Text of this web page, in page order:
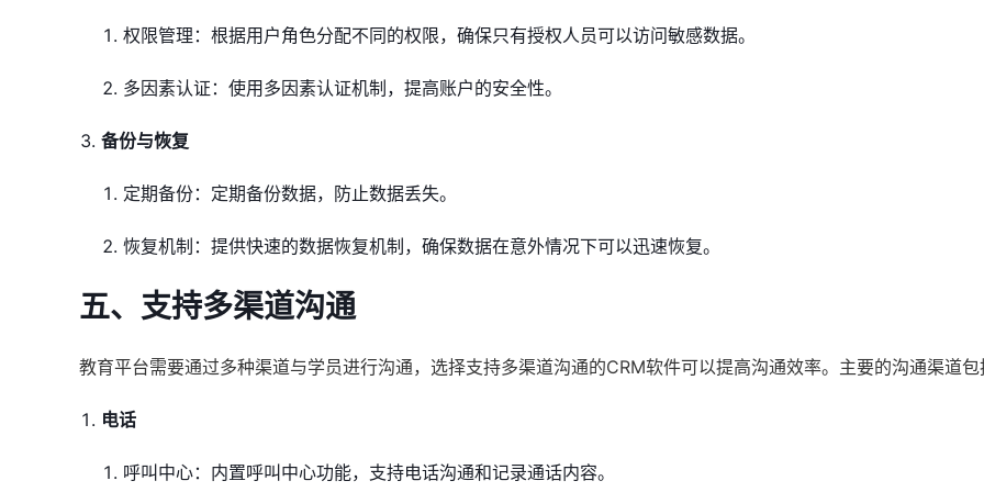
权限管理：根据用户角色分配不同的权限，确保只有授权人员可以访问敏感数据。
多因素认证：使用多因素认证机制，提高账户的安全性。
备份与恢复
定期备份：定期备份数据，防止数据丢失。
恢复机制：提供快速的数据恢复机制，确保数据在意外情况下可以迅速恢复。
五、支持多渠道沟通
教育平台需要通过多种渠道与学员进行沟通，选择支持多渠道沟通的CRM软件可以提高沟通效率。主要的沟通渠道包
电话
呼叫中心：内置呼叫中心功能，支持电话沟通和记录通话内容。